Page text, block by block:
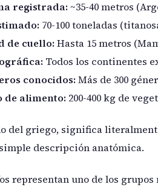
registrada:~35-40 metros
70-100 toneladas
de cuello:Hasta 15 metros
Todos los continentes
conocidos:Más de 300
de alimento: 200-400 kg de
del griego, significa
descripción anatómica.
representan uno de los